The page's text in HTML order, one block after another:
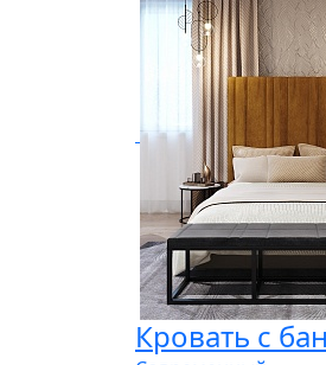
Кровать с